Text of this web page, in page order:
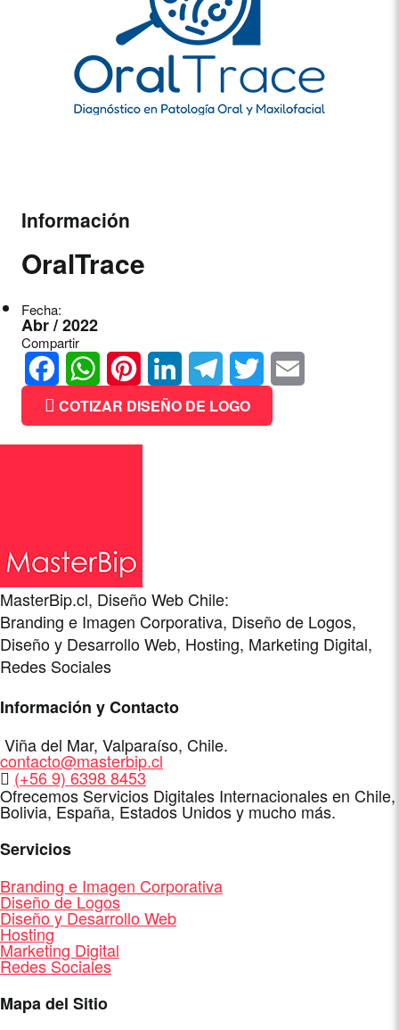
Información
OralTrace
Fecha:
Abr / 2022
Compartir
FacebookWhatsAppPinterestLinkedInTelegram
Twitter
COTIZAR DISEÑO DE LOGO
MasterBip.cl, Diseño Web Chile:
Branding e Imagen Corporativa, Diseño de Logos,
Diseño y Desarrollo Web, Hosting, Marketing Digital,
Redes Sociales
Información y Contacto
Dirección
Viña del Mar, Valparaíso, Chile.
E-
Mail
contacto@masterbip.cl
WhatsApp
(+56 9) 6398 8453
Ofrecemos Servicios Digitales Internacionales en Chile,
Bolivia, España, Estados Unidos y mucho más.
Servicios
Branding e Imagen Corporativa
Diseño de Logos
Diseño y Desarrollo Web
Hosting
Marketing Digital
Redes Sociales
Mapa del Sitio